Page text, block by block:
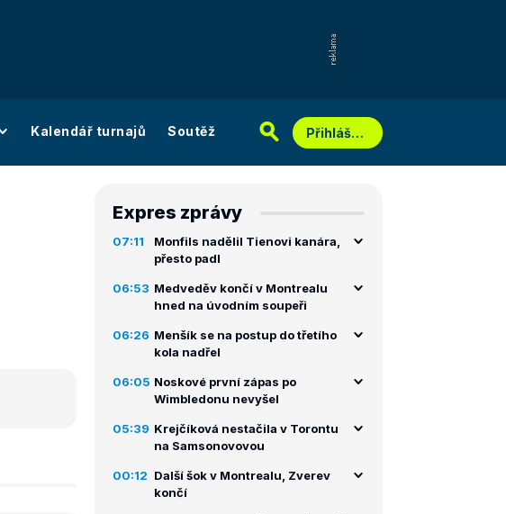
Kalendář turnajů Soutěž Přihlášení
Expres zprávy
07:11
Monfils nadělil Tienovi kanára,
přesto padl
06:53 Medveděv končí v Montrealu
hned na úvodním soupeři
06:26 Menšík se na postup do třetího
kola nadřel
06:05 Noskové první zápas po
Wimbledonu nevyšel
05:39 Krejčíková nestačila v Torontu
na Samsonovovou
00:12 Další šok v Montrealu, Zverev
končí